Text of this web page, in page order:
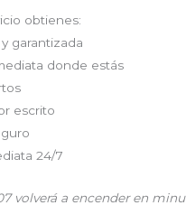
obtienes:
garantizada
donde estás
escrito
24/7
volverá a encender en